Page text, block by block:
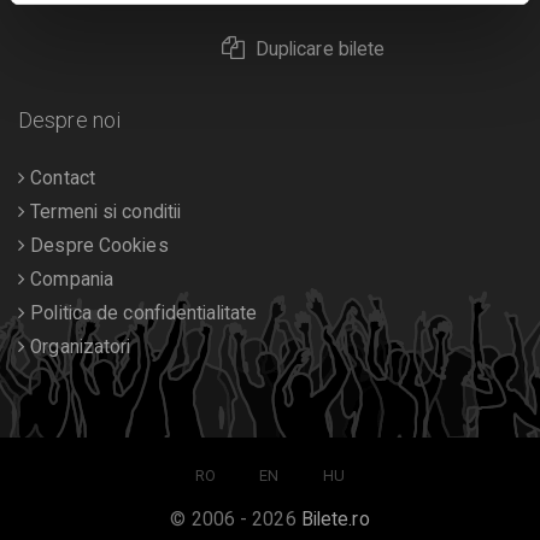
Duplicare bilete
Despre noi
Contact
Termeni si conditii
Despre Cookies
Compania
Politica de confidentialitate
Organizatori
RO EN HU
© 2006 - 2026 Bilete.ro